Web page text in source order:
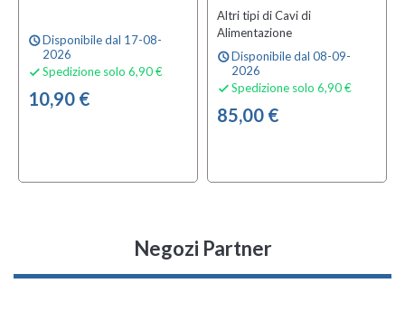
scheduleDisponibile dal 17-08-
2026
 Spedizione solo 6,90 €
10,90 €
Altri tipi di Cavi di
Alimentazione
scheduleDisponibile dal 08-09-
2026
 Spedizione solo 6,90 €
85,00 €
Negozi Partner